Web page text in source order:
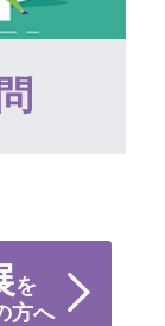
を
方へ